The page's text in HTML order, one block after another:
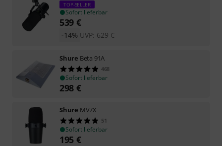
TOP-SELLER
Sofort lieferbar
539 €
UVP: 629 €
-14%
Shure Beta 91A
468
Sofort lieferbar
298 €
Shure MV7X
51
Sofort lieferbar
195 €